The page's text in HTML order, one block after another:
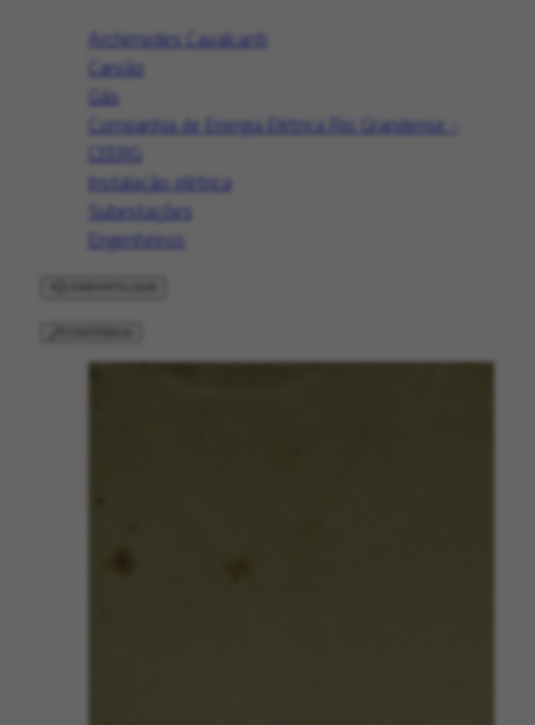
Archimedes Cavalcanti
Carvão
Gás
Companhia de Energia Elétrica Rio Grandense -
CEERG
Instalação elétrica
Subestações
Engenheiros